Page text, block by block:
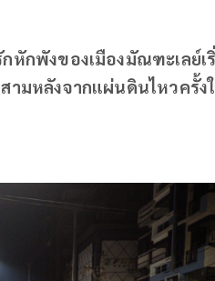
หักพังของเมืองมัณฑะเลย์เ
ามหลังจากแผ่นดินไหวครั้ง